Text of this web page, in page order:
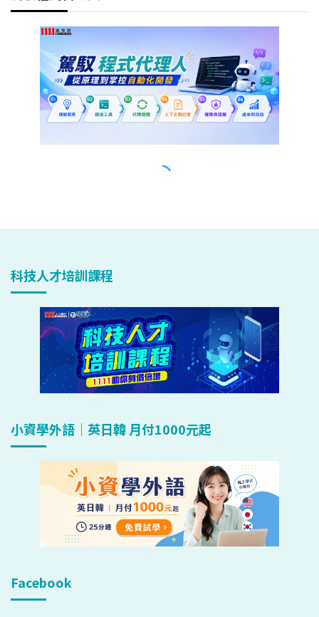
科技人才培訓課程
小資學外語｜英日韓 月付1000元起
Facebook